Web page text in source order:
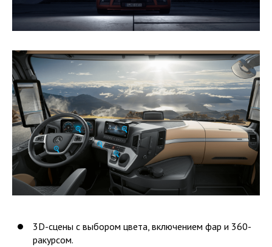
3D-сцены с выбором цвета, включением фар и 360-
ракурсом.